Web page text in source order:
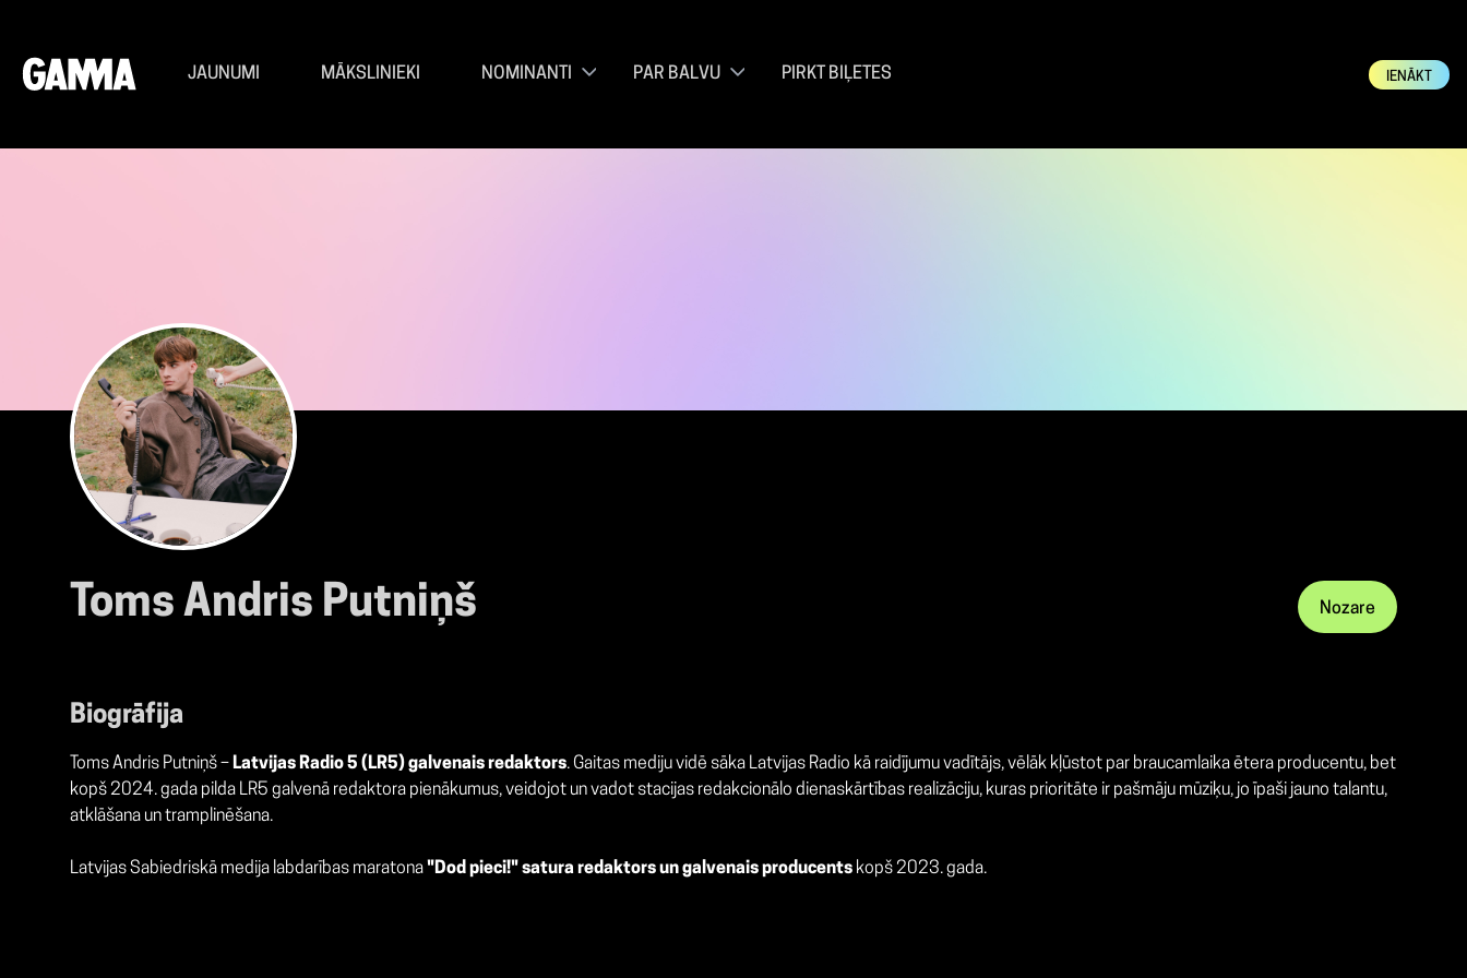
JAUNUMI MĀKSLINIEKI NOMINANTI PAR BALVU PIRKT BIĻETES IENĀKT
Toms Andris Putniņš Nozare
Biogrāfija
Toms Andris Putniņš – Latvijas Radio 5 (LR5) galvenais redaktors. Gaitas mediju vidē sāka Latvijas Radio kā raidījumu vadītājs, vēlāk kļūstot par braucamlaika ētera producentu, bet
kopš 2024. gada pilda LR5 galvenā redaktora pienākumus, veidojot un vadot stacijas redakcionālo dienaskārtības realizāciju, kuras prioritāte ir pašmāju mūziķu, jo īpaši jauno talantu,
atklāšana un tramplinēšana.
Latvijas Sabiedriskā medija labdarības maratona "Dod pieci!" satura redaktors un galvenais producents kopš 2023. gada.